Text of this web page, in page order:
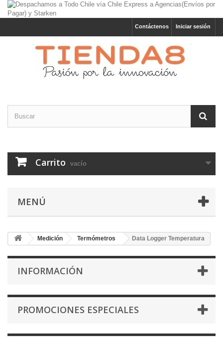
Iniciar sesión
Contáctenos
Carrito vacío
MENÚ
Medición Termómetros Data Logger Temperatura
INFORMACIÓN
PROMOCIONES ESPECIALES